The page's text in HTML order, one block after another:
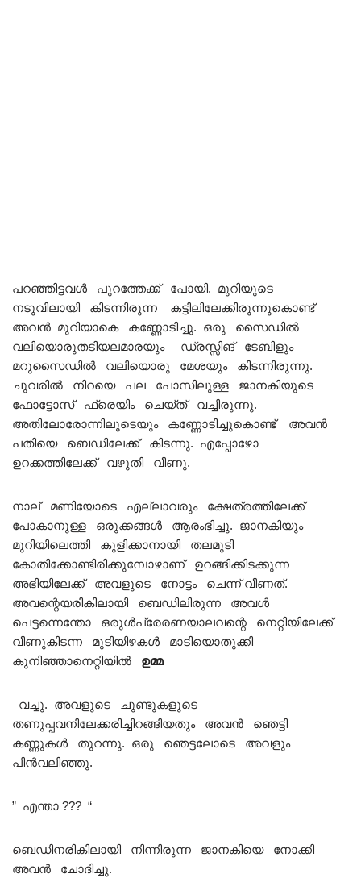
പറഞ്ഞിട്ടവൾ പുറത്തേക്ക് പോയി. മുറിയുടെ
നടുവിലായി കിടന്നിരുന്ന കട്ടിലിലേക്കിരുന്നുകൊണ്ട്
അവൻ മുറിയാകെ കണ്ണോടിച്ചു. ഒരു സൈഡിൽ
വലിയൊരുതടിയലമാരയും ഡ്രസ്സിങ് ടേബിളും
മറുസൈഡിൽ വലിയൊരു മേശയും കിടന്നിരുന്നു.
ചുവരിൽ നിറയെ പല പോസിലുള്ള ജാനകിയുടെ
ഫോട്ടോസ് ഫ്രെയിം ചെയ്ത് വച്ചിരുന്നു.
അതിലോരോന്നിലൂടെയും കണ്ണോടിച്ചുകൊണ്ട് അവൻ
പതിയെ ബെഡിലേക്ക് കിടന്നു. എപ്പോഴോ
ഉറക്കത്തിലേക്ക് വഴുതി വീണു.
നാല് മണിയോടെ എല്ലാവരും ക്ഷേത്രത്തിലേക്ക്
പോകാനുള്ള ഒരുക്കങ്ങൾ ആരംഭിച്ചു. ജാനകിയും
മുറിയിലെത്തി കുളിക്കാനായി തലമുടി
കോതിക്കോണ്ടിരിക്കുമ്പോഴാണ് ഉറങ്ങിക്കിടക്കുന്ന
അഭിയിലേക്ക് അവളുടെ നോട്ടം ചെന്ന് വീണത്.
അവന്റെയരികിലായി ബെഡിലിരുന്ന അവൾ
പെട്ടന്നെന്തോ ഒരുൾപ്രേരണയാലവന്റെ നെറ്റിയിലേക്ക്
വീണുകിടന്ന മുടിയിഴകൾ മാടിയൊതുക്കി
കുനിഞ്ഞാനെറ്റിയിൽ ഉമ്മ
വച്ചു. അവളുടെ ചുണ്ടുകളുടെ
തണുപ്പവനിലേക്കരിച്ചിറങ്ങിയതും അവൻ ഞെട്ടി
കണ്ണുകൾ തുറന്നു. ഒരു ഞെട്ടലോടെ അവളും
പിൻവലിഞ്ഞു.
” എന്താ ??? “
ബെഡിനരികിലായി നിന്നിരുന്ന ജാനകിയെ നോക്കി
അവൻ ചോദിച്ചു.